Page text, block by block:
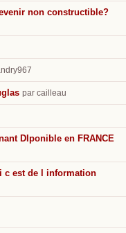
non constructible?
par cailleau
DIponible en FRANCE
c est de l information